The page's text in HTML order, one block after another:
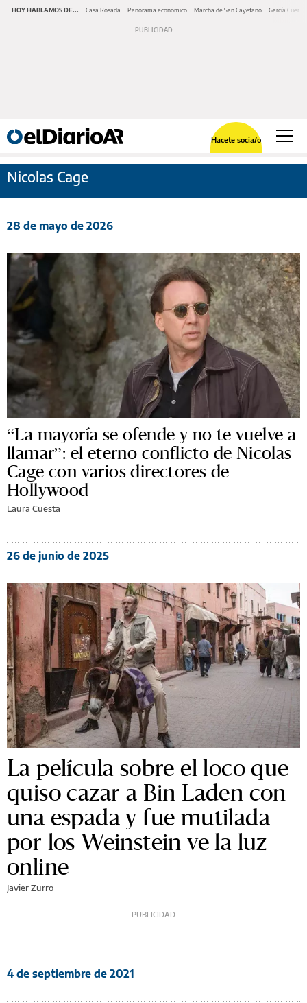
HOY HABLAMOS DE... Casa Rosada Panorama económico Marcha de San Cayetano García Cuerva
Hacete socia/o
Nicolas Cage
28 de mayo de 2026
“La mayoría se ofende y no te vuelve a
llamar”: el eterno conflicto de Nicolas
Cage con varios directores de
Hollywood
Laura Cuesta
26 de junio de 2025
La película sobre el loco que
quiso cazar a Bin Laden con
una espada y fue mutilada
por los Weinstein ve la luz
online
Javier Zurro
4 de septiembre de 2021